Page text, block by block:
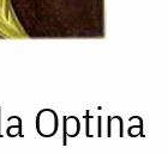
Optina